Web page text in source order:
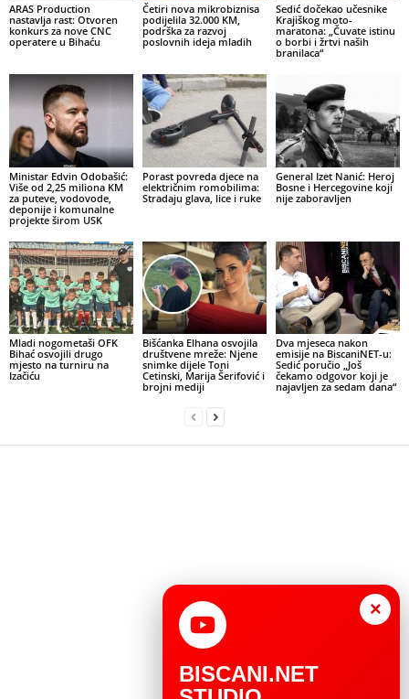
ARAS Production
nastavlja rast: Otvoren
konkurs za nove CNC
operatere u Bihaću
Četiri nova mikrobiznisa
podijelila 32.000 KM,
podrška za razvoj
poslovnih ideja mladih
Sedić dočekao učesnike
Krajiškog moto-
maratona: „Čuvate istinu
o borbi i žrtvi naših
branilaca“
Ministar Edvin Odobašić:
Više od 2,25 miliona KM
za puteve, vodovode,
deponije i komunalne
projekte širom USK
Porast povreda djece na
električnim romobilima:
Stradaju glava, lice i ruke
General Izet Nanić: Heroj
Bosne i Hercegovine koji
nije zaboravljen
Mladi nogometaši OFK
Bihać osvojili drugo
mjesto na turniru na
Izačiću
Bišćanka Elhana osvojila
društvene mreže: Njene
snimke dijele Toni
Cetinski, Marija Šerifović i
brojni mediji
Dva mjeseca nakon
emisije na BiscaniNET-u:
Sedić poručio „Još
čekamo odgovor koji je
najavljen za sedam dana“
×
BISCANI.NET